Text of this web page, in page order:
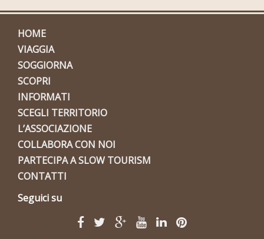
HOME
VIAGGIA
SOGGIORNA
SCOPRI
INFORMATI
SCEGLI TERRITORIO
L’ASSOCIAZIONE
COLLABORA CON NOI
PARTECIPA A SLOW TOURISM
CONTATTI
Seguici su